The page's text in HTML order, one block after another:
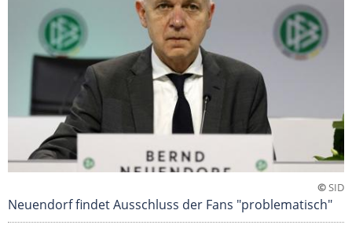
©SID
Neuendorf findet Ausschluss der Fans "problematisch"